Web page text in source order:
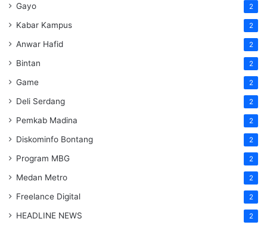
Gayo 2
Kabar Kampus 2
Anwar Hafid 2
Bintan 2
Game 2
Deli Serdang 2
Pemkab Madina 2
Diskominfo Bontang 2
Program MBG 2
Medan Metro 2
Freelance Digital 2
HEADLINE NEWS 2